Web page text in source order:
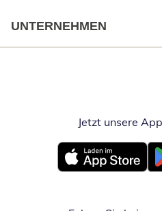
UNTERNEHMEN
Jetzt unsere
Öffnet in neuem